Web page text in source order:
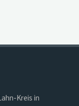
Kreis in